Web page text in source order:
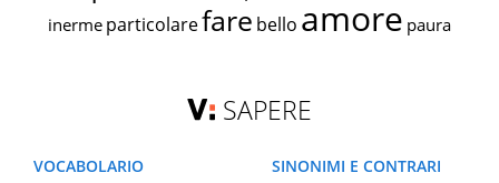
inerme particolarefare bello amore paura
SAPERE
VOCABOLARIO
SINONIMI E CONTRARI